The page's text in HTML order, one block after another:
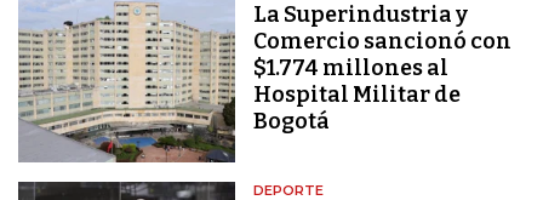
La Superindustria y
Comercio sancionó con
$1.774 millones al
Hospital Militar de
Bogotá
DEPORTE